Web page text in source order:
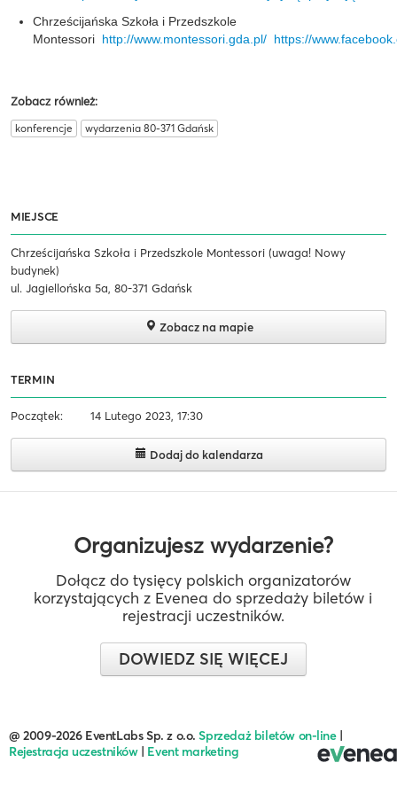
Chrześcijańska Szkoła i Przedszkole
Montessori http://www.montessori.gda.pl/ https://
Zobacz również:
konferencje wydarzenia 80-371 Gdańsk
MIEJSCE
Chrześcijańska Szkoła i Przedszkole Montessori (uwaga! Nowy
budynek)
ul. Jagiellońska 5a, 80-371 Gdańsk
Zobacz na mapie
TERMIN
Początek: 14 Lutego 2023, 17:30
Dodaj do kalendarza
Organizujesz wydarzenie?
Dołącz do tysięcy polskich organizatorów
korzystających z Evenea do sprzedaży biletów i
rejestracji uczestników.
DOWIEDZ SIĘ WIĘCEJ
@ 2009-2026 EventLabs Sp. z o.o.Sprzedaż biletów on-line|
Rejestracja uczestników| Event marketing